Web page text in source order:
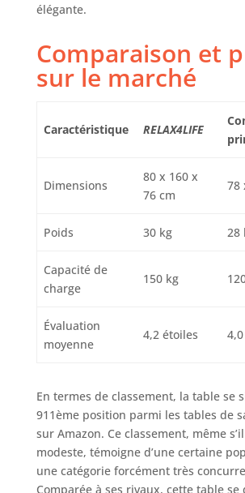
élégante.
Comparaison et
sur le marché
Caractéristique RELAX4LIFE
Dimensions
80 x 160 x
76 cm
78
Poids 30 kg 28
Capacité de
charge
150 kg
Évaluation
moyenne
4,2 étoiles
En termes de classement, la table se
911ème position parmi les tables de
sur Amazon. Ce classement, même
modeste, témoigne d’une certaine
une catégorie forcément très
Comparée à ses rivaux, cette table se